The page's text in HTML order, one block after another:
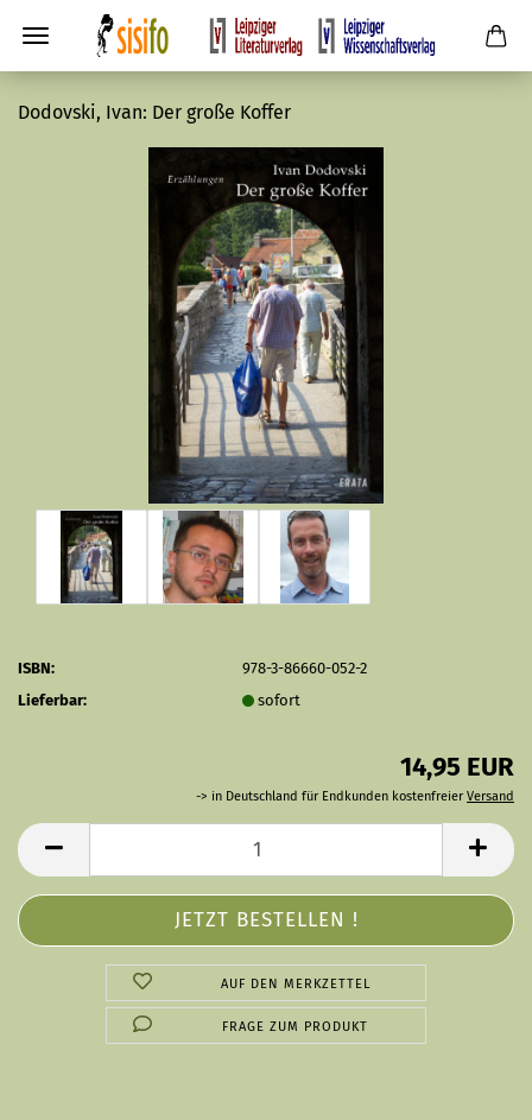
Dodovski, Ivan: Der große Koffer
ISBN:
978-3-86660-052-2
Lieferbar:
sofort
14,95 EUR
-> in Deutschland für Endkunden kostenfreier Versand
AUF DEN MERKZETTEL
FRAGE ZUM PRODUKT